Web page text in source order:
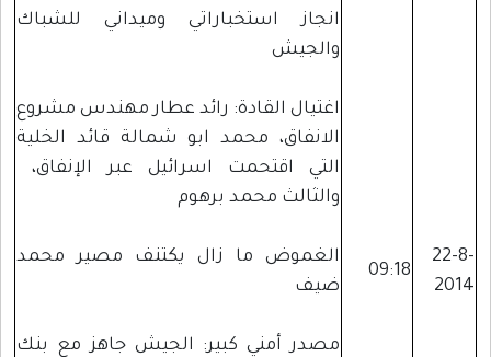
22-8-
2014
09:18
انجاز استخباراتي وميداني للشباك
والجيش
اغتيال القادة: رائد عطار مهندس مشروع
الانفاق، محمد ابو شمالة قائد الخلية
التي اقتحمت اسرائيل عبر الإنفاق،
والثالث محمد برهوم
الغموض ما زال يكتنف مصير محمد
ضيف
مصدر أمني كبير: الجيش جاهز مع بنك